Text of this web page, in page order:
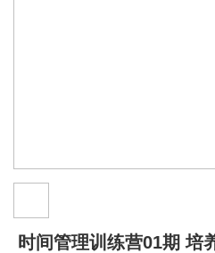
时间管理训练营01期 培